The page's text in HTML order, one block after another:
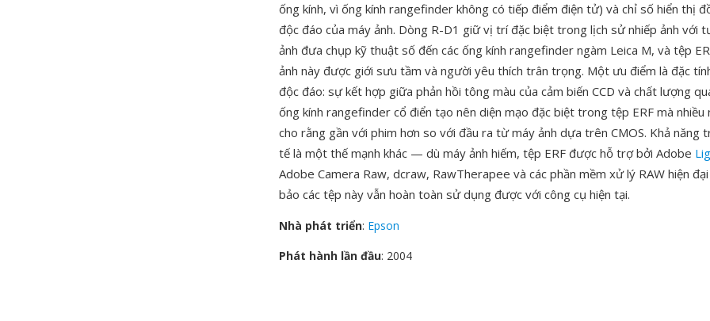
ống kính, vì ống kính rangefinder không có tiếp điểm điện tử) và chỉ số hiển thị
độc đáo của máy ảnh. Dòng R-D1 giữ vị trí đặc biệt trong lịch sử nhiếp ảnh với
ảnh đưa chụp kỹ thuật số đến các ống kính rangefinder ngàm Leica M, và tệp
ảnh này được giới sưu tầm và người yêu thích trân trọng. Một ưu điểm là đặc
độc đáo: sự kết hợp giữa phản hồi tông màu của cảm biến CCD và chất lượng
ống kính rangefinder cổ điển tạo nên diện mạo đặc biệt trong tệp ERF mà nhiều
cho rằng gần với phim hơn so với đầu ra từ máy ảnh dựa trên CMOS. Khả năng
tế là một thế mạnh khác — dù máy ảnh hiếm, tệp ERF được hỗ trợ bởi Adobe
Adobe Camera Raw, dcraw, RawTherapee và các phần mềm xử lý RAW hiện
bảo các tệp này vẫn hoàn toàn sử dụng được với công cụ hiện tại.
Nhà phát triển: Epson
Phát hành lần đầu: 2004